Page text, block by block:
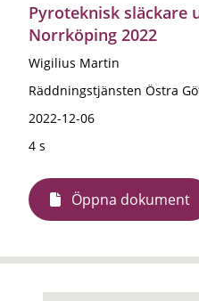
Pyroteknisk släckare
Norrköping 2022
Wigilius Martin
Räddningstjänsten Östra
2022-12-06
4 s
Öppna dokument